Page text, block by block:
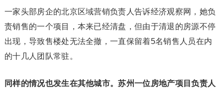
一家头部房企的北京区域营销负责人告诉经济观察网，她负
责销售的一个项目，本来已经清盘，但由于清退的房源不停
出现，导致售楼处无法全撤，一直保留着5名销售人员在内
的十几人团队常驻。
同样的情况也发生在其他城市。苏州一位房地产项目负责人